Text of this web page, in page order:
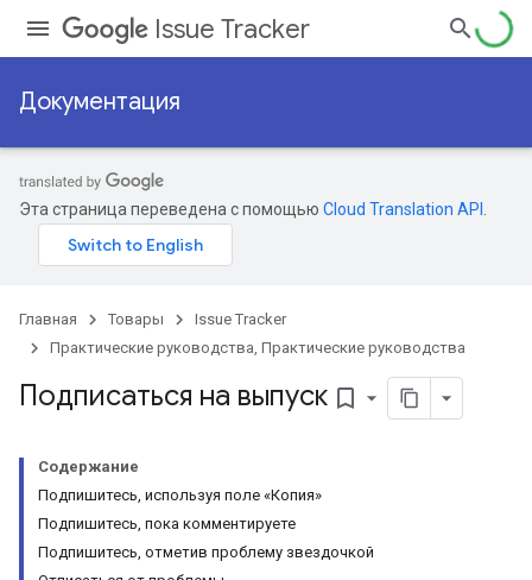
Issue Tracker
Документация
Эта страница переведена с помощью Cloud Translation API
Главная Товары
Issue Tracker
Практические руководства, Практические руководства
Подписаться на выпуск bookmark_border
Содержание
Подпишитесь, используя поле «Копия»
Подпишитесь, пока комментируете
Подпишитесь, отметив проблему звездочкой